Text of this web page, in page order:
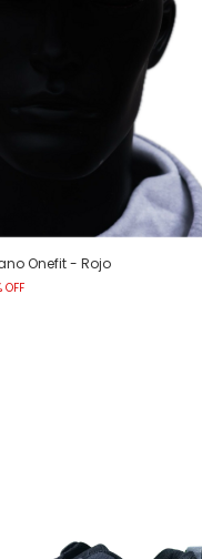
Onefit - Rojo
OFF